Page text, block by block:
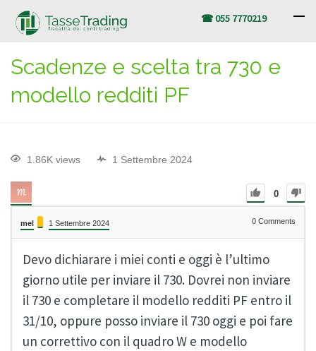
☎ 055 7770219
Scadenze e scelta tra 730 e
modello redditi PF
1.86K views 1 Settembre 2024
0
mel 1 Settembre 2024 0 Comments
Devo dichiarare i miei conti e oggi è l’ultimo
giorno utile per inviare il 730. Dovrei non inviare
il 730 e completare il modello redditi PF entro il
31/10, oppure posso inviare il 730 oggi e poi fare
un correttivo con il quadro W e modello